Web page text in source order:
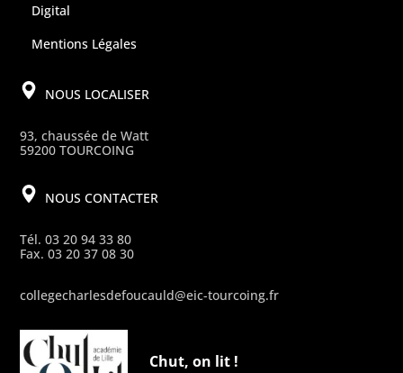
Digital
Mentions Légales
NOUS LOCALISER
93, chaussée de Watt
59200 TOURCOING
NOUS CONTACTER
Tél. 03 20 94 33 80
Fax. 03 20 37 08 30
collegecharlesdefoucauld@eic-tourcoing.fr
Chut, on lit !